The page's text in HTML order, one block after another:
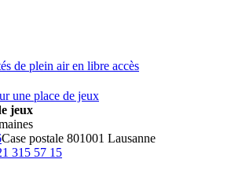
de plein air en libre accès
une place de jeux
jeux
Case postale 801001 Lausanne
315 57 15